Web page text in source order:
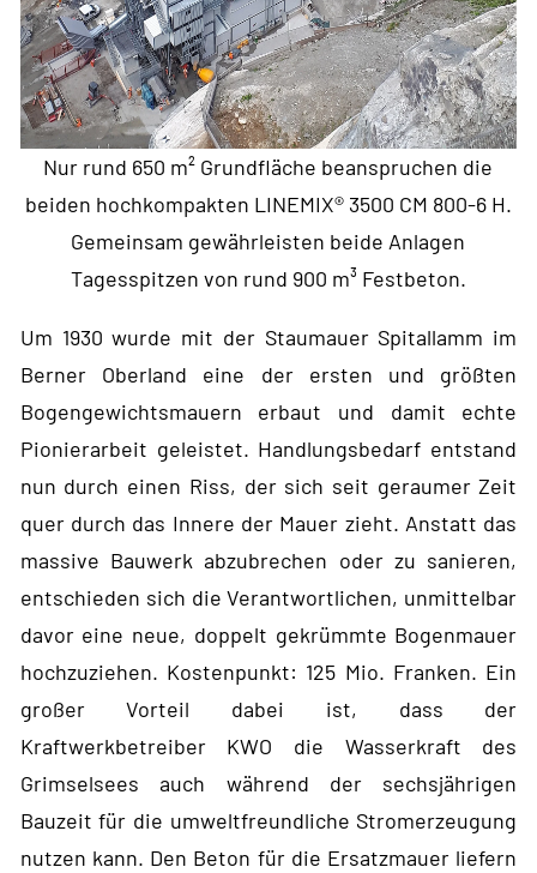
Nur rund 650 m² Grundfläche beanspruchen die
beiden hochkompakten LINEMIX® 3500 CM 800-6 H.
Gemeinsam gewährleisten beide Anlagen
Tagesspitzen von rund 900 m³ Festbeton.
Um 1930 wurde mit der Staumauer Spitallamm im
Berner Oberland eine der ersten und größten
Bogengewichtsmauern erbaut und damit echte
Pionierarbeit geleistet. Handlungsbedarf entstand
nun durch einen Riss, der sich seit geraumer Zeit
quer durch das Innere der Mauer zieht. Anstatt das
massive Bauwerk abzubrechen oder zu sanieren,
entschieden sich die Verantwortlichen, unmittelbar
davor eine neue, doppelt gekrümmte Bogenmauer
hochzuziehen. Kostenpunkt: 125 Mio. Franken. Ein
großer Vorteil dabei ist, dass der
Kraftwerkbetreiber KWO die Wasserkraft des
Grimselsees auch während der sechsjährigen
Bauzeit für die umweltfreundliche Stromerzeugung
nutzen kann. Den Beton für die Ersatzmauer liefern